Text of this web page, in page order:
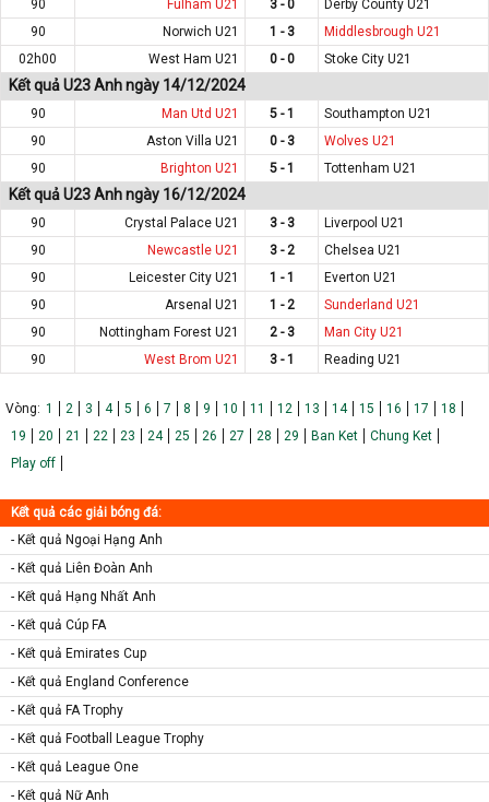
90
Fulham U21 3 - 0
Derby County U21
90
Norwich U21 1 - 3
Middlesbrough U21
02h00
West Ham U21 0 - 0 Stoke City U21
Kết quả U23 Anh ngày 14/12/2024
90 Man Utd U21 5 - 1
Southampton U21
90
Aston Villa U21 0 - 3
Wolves U21
90
Brighton U21 5 - 1 Tottenham U21
Kết quả U23 Anh ngày 16/12/2024
90 Crystal Palace U21 3 - 3
Liverpool U21
90
Newcastle U21 3 - 2
Chelsea U21
90
Leicester City U21 1 - 1
Everton U21
90
Arsenal U21 1 - 2
Sunderland U21
90
Nottingham Forest U21 2 - 3
Man City U21
90
West Brom U21 3 - 1 Reading U21
Vòng: 1 2 3 4 5 6 7 8 9 10 11 12 13 14 15 16 17
18
19
20 21 22 23 24 25 26 27 28 29 Ban Ket
Chung Ket
Play off
Kết quả các giải bóng đá:
- Kết quả Ngoại Hạng Anh
- Kết quả Liên Đoàn Anh
- Kết quả Hạng Nhất Anh
- Kết quả Cúp FA
- Kết quả Emirates Cup
- Kết quả England Conference
- Kết quả FA Trophy
- Kết quả Football League Trophy
- Kết quả League One
- Kết quả Nữ Anh